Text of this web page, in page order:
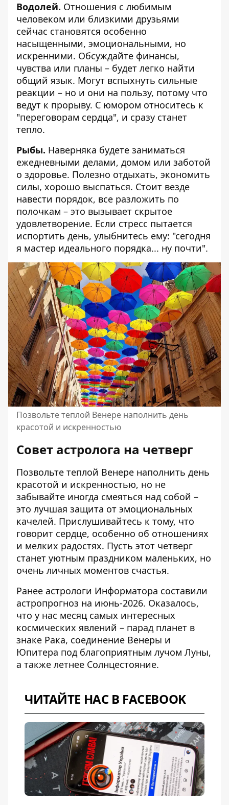
Водолей. Отношения с любимым
человеком или близкими друзьями
сейчас становятся особенно
насыщенными, эмоциональными, но
искренними. Обсуждайте финансы,
чувства или планы – будет легко найти
общий язык. Могут вспыхнуть сильные
реакции – но и они на пользу, потому что
ведут к прорыву. С юмором относитесь к
"переговорам сердца", и сразу станет
тепло.
Рыбы. Наверняка будете заниматься
ежедневными делами, домом или заботой
о здоровье. Полезно отдыхать, экономить
силы, хорошо выспаться. Стоит везде
навести порядок, все разложить по
полочкам – это вызывает скрытое
удовлетворение. Если стресс пытается
испортить день, улыбнитесь ему: "сегодня
я мастер идеального порядка... ну почти".
Позвольте теплой Венере наполнить день
красотой и искренностью
Совет астролога на четверг
Позвольте теплой Венере наполнить день
красотой и искренностью, но не
забывайте иногда смеяться над собой –
это лучшая защита от эмоциональных
качелей. Прислушивайтесь к тому, что
говорит сердце, особенно об отношениях
и мелких радостях. Пусть этот четверг
станет уютным праздником маленьких, но
очень личных моментов счастья.
Ранее астрологи Информатора составили
астропрогноз на июнь-2026. Оказалось,
что у нас месяц самых интересных
космических явлений – парад планет в
знаке Рака, соединение Венеры и
Юпитера под благоприятным лучом Луны,
а также летнее Солнцестояние.
ЧИТАЙТЕ НАС В FACEBOOK